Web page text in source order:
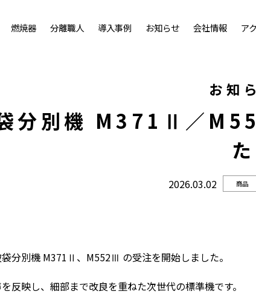
燃焼器 分離職人 導入事例 お知らせ 会社情報 ア
お知
分別機 M371Ⅱ／
た
2026.03.02 商品
分別機 M371Ⅱ、M552Ⅲ の受注を開始しました。
反映し、細部まで改良を重ねた次世代の標準機です。